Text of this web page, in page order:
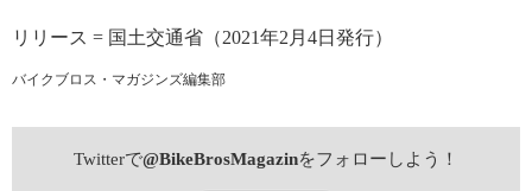
リリース = 国土交通省（2021年2月4日発行）
バイクブロス・マガジンズ編集部
Twitterで@BikeBrosMagazinをフォローしよう！